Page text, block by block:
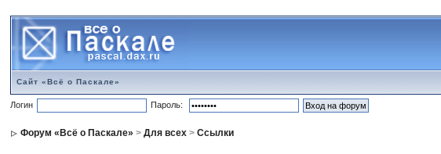
Сайт «Всё о Паскале»
Логин Пароль:
Форум «Всё о Паскале» >Для всех >Ссылки